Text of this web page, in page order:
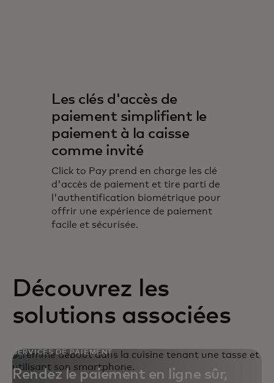
Les clés d'accès de
paiement simplifient le
paiement à la caisse
comme invité
Click to Pay prend en charge les clé
d'accès de paiement et tire parti de
l'authentification biométrique pour
offrir une expérience de paiement
facile et sécurisée.
Découvrez les
solutions associées
SERVICES DE PAIEMENT
Rendez le paiement en ligne sûr,